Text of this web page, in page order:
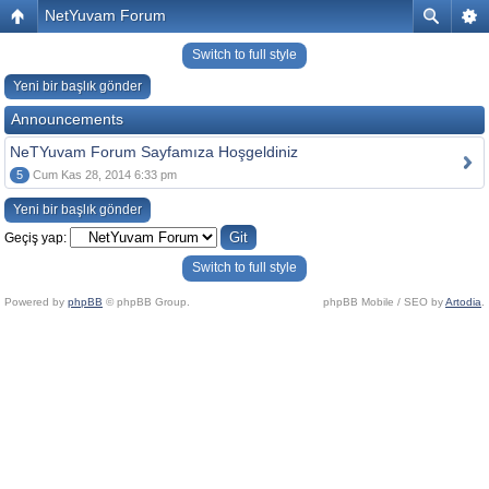
NetYuvam Forum
Switch to full style
Yeni bir başlık gönder
Announcements
NeTYuvam Forum Sayfamıza Hoşgeldiniz
5 Cum Kas 28, 2014 6:33 pm
Yeni bir başlık gönder
Geçiş yap:
Switch to full style
Powered by phpBB © phpBB Group. phpBB Mobile / SEO byArtodia